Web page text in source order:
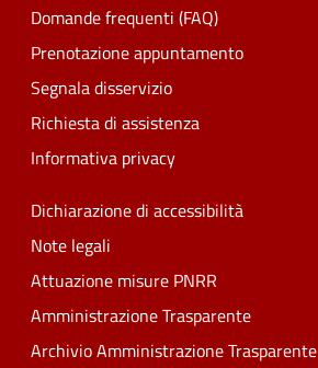
Domande frequenti (FAQ)
Prenotazione appuntamento
Segnala disservizio
Richiesta di assistenza
Informativa privacy
Dichiarazione di accessibilità
Note legali
Attuazione misure PNRR
Amministrazione Trasparente
Archivio Amministrazione Trasparente